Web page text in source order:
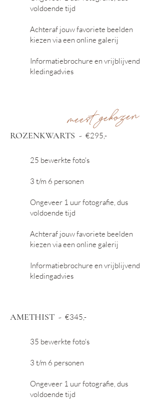
voldoende tijd
Achteraf jouw favoriete beelden
kiezen via een online galerij
Informatiebrochure en vrijblijvend
kledingadvies
meest gekozen
ROZENKWARTS - €295,-
25 bewerkte foto's
3 t/m 6 personen
Ongeveer 1 uur fotografie, dus
voldoende tijd
Achteraf jouw favoriete beelden
kiezen via een online galerij
Informatiebrochure en vrijblijvend
kledingadvies
AMETHIST - €345,-
35 bewerkte foto's
3 t/m 6 personen
Ongeveer 1 uur fotografie, dus
voldoende tijd